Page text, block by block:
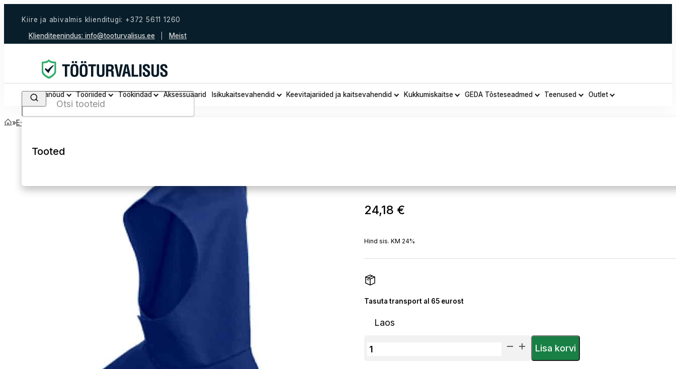
Kiire ja abivalmis klienditugi: +372 5611 1260
Klienditeenindus: info@tooturvalisus.ee Meist
Search
Tooted
Tööjalanõud Tööriided Töökindad Aksessuaarid Isikukaitsevahendid Keevitajariided ja kaitsevahendid Kukkumiskaitse GEDA Tõsteseadmed Teenused Outlet
AvalehtE-Pood
24,18 €
Hind sis. KM 24%
Tasuta transport al 65 eurost
Laos
Tulekindel
Lisa korvi